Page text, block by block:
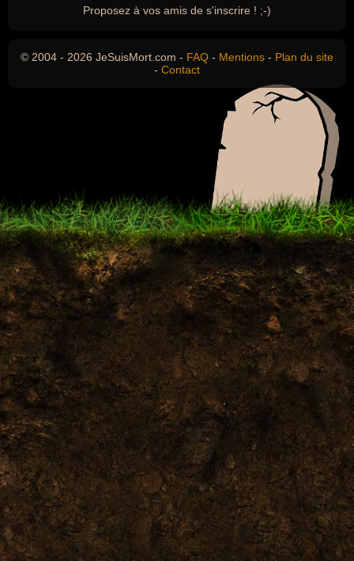
Proposez à vos amis de s'inscrire ! ;-)
© 2004 - 2026 JeSuisMort.com - FAQ - Mentions - Plan du site
- Contact